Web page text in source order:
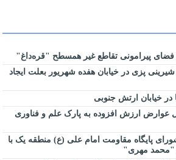
فضای پیرامونی تقاطع غیر همسطح "قره‌داغ"
پزی در خیابان هفده شهریور بعلت ایجاد
در خیابان ارتش جنوبی
ریال عوارض ارزش افزوده به پارک علم و فناوری
پایگاه مقاومت امام علی (ع) منطقه یک با
"محمد مهری"